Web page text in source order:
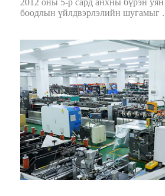
боодлын үйлдвэрлэлийн шугамыг .